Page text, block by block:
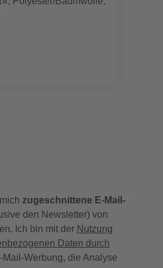
zugeschnittene E-Mail-
den Newsletter) von
Ich bin mit der Nutzung
Daten durch
Mail-Werbung, die Analyse